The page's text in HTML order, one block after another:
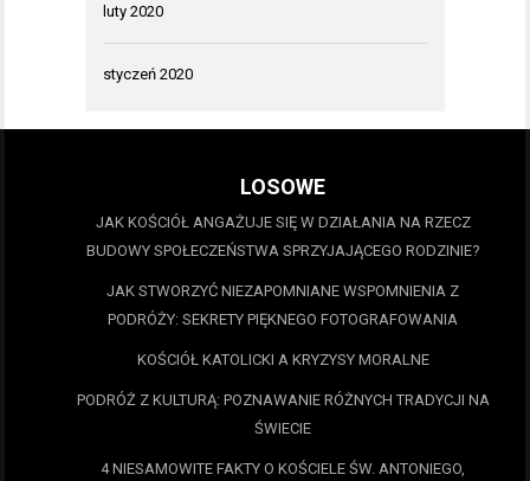
luty 2020
styczeń 2020
LOSOWE
JAK KOŚCIÓŁ ANGAŻUJE SIĘ W DZIAŁANIA NA RZECZ
BUDOWY SPOŁECZEŃSTWA SPRZYJAJĄCEGO RODZINIE?
JAK STWORZYĆ NIEZAPOMNIANE WSPOMNIENIA Z
PODRÓŻY: SEKRETY PIĘKNEGO FOTOGRAFOWANIA
KOŚCIÓŁ KATOLICKI A KRYZYSY MORALNE
PODRÓŻ Z KULTURĄ: POZNAWANIE RÓŻNYCH TRADYCJI NA
ŚWIECIE
4 NIESAMOWITE FAKTY O KOŚCIELE ŚW. ANTONIEGO,